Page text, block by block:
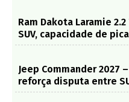
Ram Dakota Laramie
SUV, capacidade de
Jeep Commander 2027
reforça disputa entre